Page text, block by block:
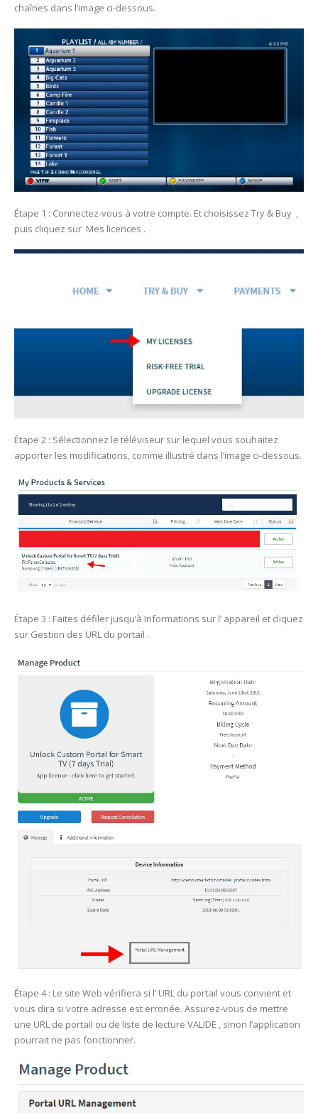
chaînes dans l’image ci-dessous.
Étape 1 : Connectez-vous à votre compte. Et choisissez Try & Buy ,
puis cliquez sur Mes licences .
Étape 2 : Sélectionnez le téléviseur sur lequel vous souhaitez
apporter les modifications, comme illustré dans l’image ci-dessous.
Étape 3 : Faites défiler jusqu’à Informations sur l’ appareil et cliquez
sur Gestion des URL du portail .
Étape 4 : Le site Web vérifiera si l’ URL du portail vous convient et
vous dira si votre adresse est erronée. Assurez-vous de mettre
une URL de portail ou de liste de lecture VALIDE , sinon l’application
pourrait ne pas fonctionner.